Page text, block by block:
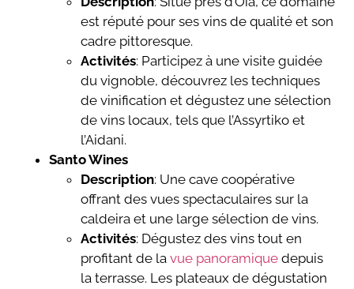
est réputé pour ses vins de qualité et son
cadre pittoresque.
Activités: Participez à une visite guidée
du vignoble, découvrez les techniques
de vinification et dégustez une sélection
de vins locaux, tels que l’Assyrtiko et
l’Aidani.
Santo Wines
Description: Une cave coopérative
offrant des vues spectaculaires sur la
caldeira et une large sélection de vins.
Activités: Dégustez des vins tout en
profitant de lavue panoramique depuis
la terrasse. Les plateaux de dégustation